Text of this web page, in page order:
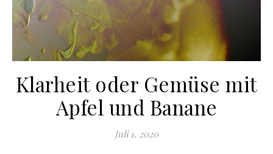
Klarheit oder Gemüse mit
Apfel und Banane
Juli 1, 2020